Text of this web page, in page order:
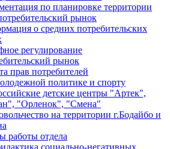
по планировке территории
рынок
о средних потребительских
регулирование
рынок
прав потребителей
политике и спорту
детские центры "Артек",
"Орленок", "Смена"
на территории г.Бодайбо и
работы отдела
социально-негативных